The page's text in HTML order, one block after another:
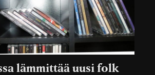
lämmittää uusi folk